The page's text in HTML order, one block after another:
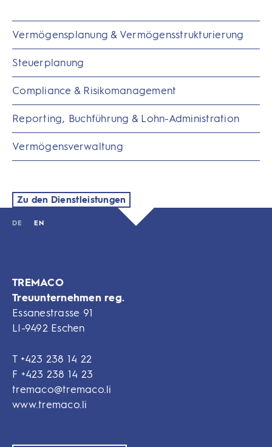
Vermögensplanung & Vermögensstrukturierung
Steuerplanung
Compliance & Risikomanagement
Reporting, Buchführung & Lohn-Administration
Vermögensverwaltung
Zu den Dienstleistungen
DE EN
TREMACO
Treuunternehmen reg.
Essanestrasse 91
LI-9492 Eschen
T +423 238 14 22
F +423 238 14 23
tremaco@tremaco.li
www.tremaco.li